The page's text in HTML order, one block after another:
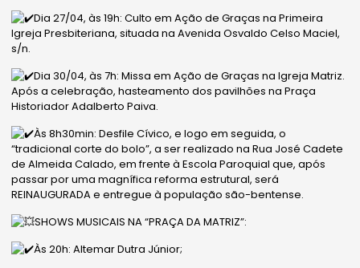
Dia 27/04, às 19h: Culto em Ação de Graças na Primeira
Igreja Presbiteriana, situada na Avenida Osvaldo Celso Maciel,
s/n.
Dia 30/04, às 7h: Missa em Ação de Graças na Igreja Matriz.
Após a celebração, hasteamento dospavilhões na Praça
Historiador Adalberto Paiva.
Às 8h30min: Desfile Cívico, e logo em seguida, o
“tradicional corte do bolo”, a ser realizado na Rua José Cadete
de Almeida Calado, em frente à Escola Paroquial que, após
passar por uma magnífica reforma estrutural, será
REINAUGURADA e entregue à população são-bentense.
SHOWS MUSICAIS NA “PRAÇA DA MATRIZ”:
Às 20h: Altemar Dutra Júnior;